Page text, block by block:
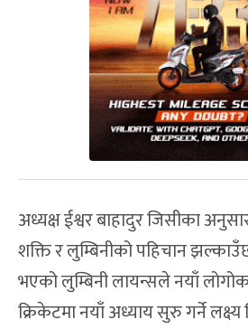
अध्यक्ष ईश्वर बाहादुर जिसीका
शक्ति र लुम्बिनीको पहिचान
भएको लुम्बिनी लायन्सले नयाँ
क्रिकेटमा नयाँ अध्याय सुरु गर्ने